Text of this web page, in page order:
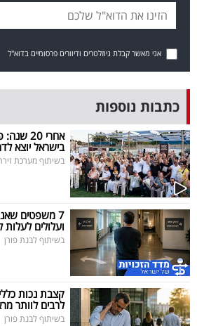
אחרינו:
אני מאשר קבלת ניוזלטרים ודיוורים פרסומיים בדוא"ל
כתבות נוספות
אחרי 20
בישראל יוצא
בשיתוף מערכת
7 משפטים
ועלולים לעלות
בשיתוף לבנת פורן
קצבת נכות
לרבים לוותר
בשיתוף לבנת פורן